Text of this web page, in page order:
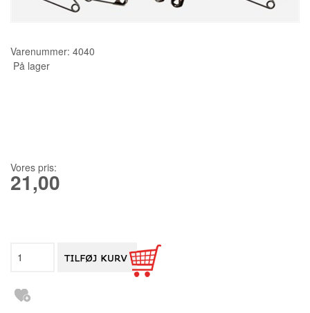
SCANNCUT
Varenummer: 4040
På lager
Vores pris:
21,00